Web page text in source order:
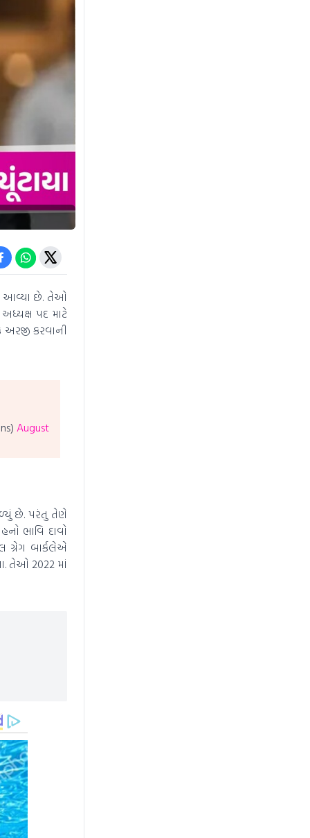
આવ્યા છે. તેઓ
પદ માટે
કરવાની
August
છે. પરંતુ તેણે
ભાવિ દાવો
ગ્રેગ બાર્કલેએ
તેઓ 2022 માં